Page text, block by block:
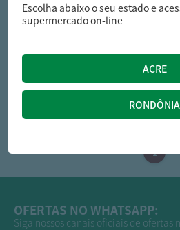
intimus
Absorvente Intimus Interno
15,65
OFERTAS NO WHATSAPP:
Siga nossos canais oficiais de ofertas
Escolha abaixo o seu estado e
supermercado on-line